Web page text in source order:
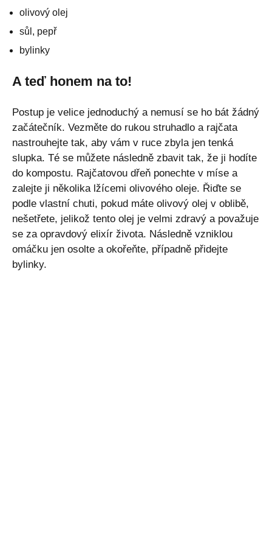
olivový olej
sůl, pepř
bylinky
A teď honem na to!
Postup je velice jednoduchý a nemusí se ho bát žádný
začátečník. Vezměte do rukou struhadlo a rajčata
nastrouhejte tak, aby vám v ruce zbyla jen tenká
slupka. Té se můžete následně zbavit tak, že ji hodíte
do kompostu. Rajčatovou dřeň ponechte v míse a
zalejte ji několika lžícemi olivového oleje. Řiďte se
podle vlastní chuti, pokud máte olivový olej v oblibě,
nešetřete, jelikož tento olej je velmi zdravý a považuje
se za opravdový elixír života. Následně vzniklou
omáčku jen osolte a okořeňte, případně přidejte
bylinky.